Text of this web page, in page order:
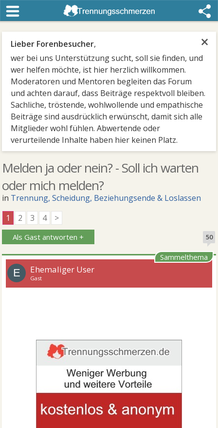
×
Lieber Forenbesucher,
wer bei uns Unterstützung sucht, soll sie finden, und
wer helfen möchte, ist hier herzlich willkommen.
Moderatoren und Mentoren begleiten das Forum
und achten darauf, dass Beiträge respektvoll bleiben.
Sachliche, tröstende, wohlwollende und empathische
Beiträge sind ausdrücklich erwünscht, damit sich alle
Mitglieder wohl fühlen. Abwertende oder
verurteilende Inhalte haben hier keinen Platz.
Melden ja oder nein? - Soll ich warten
oder mich melden?
in Trennung, Scheidung, Beziehungsende & Loslassen
1
2 3 4 >
Als Gast antworten + 50
Sammelthema
E Ehemaliger User
Gast